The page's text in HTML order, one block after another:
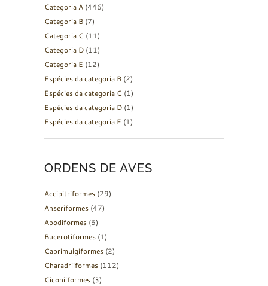
Categoria A (446)
Categoria B (7)
Categoria C (11)
Categoria D (11)
Categoria E (12)
Espécies da categoria B (2)
Espécies da categoria C (1)
Espécies da categoria D (1)
Espécies da categoria E (1)
ORDENS DE AVES
Accipitriformes (29)
Anseriformes (47)
Apodiformes (6)
Bucerotiformes (1)
Caprimulgiformes (2)
Charadriiformes (112)
Ciconiiformes (3)